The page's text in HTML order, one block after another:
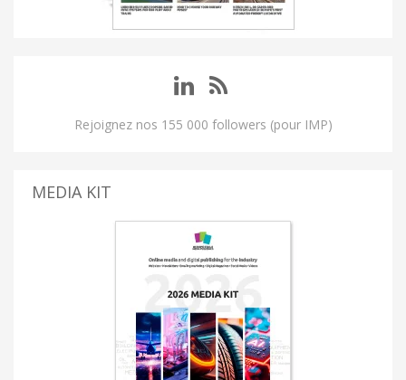
Rejoignez nos 155 000 followers (pour IMP)
MEDIA KIT